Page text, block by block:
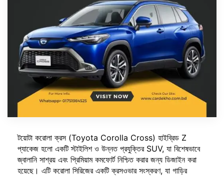
টয়োটা করোলা ক্রস (Toyota Corolla Cross) হাইব্রিড Z
প্যাকেজ হলো একটি স্টাইলিশ ও উন্নত প্রযুক্তির SUV, যা বিশেষভাবে
জ্বালানি সাশ্রয় এবং প্রিমিয়াম কমফোর্ট নিশ্চিত করার জন্য ডিজাইন করা
হয়েছে। এটি করোলা সিরিজের একটি ক্রসওভার সংস্করণ, যা গাড়ির